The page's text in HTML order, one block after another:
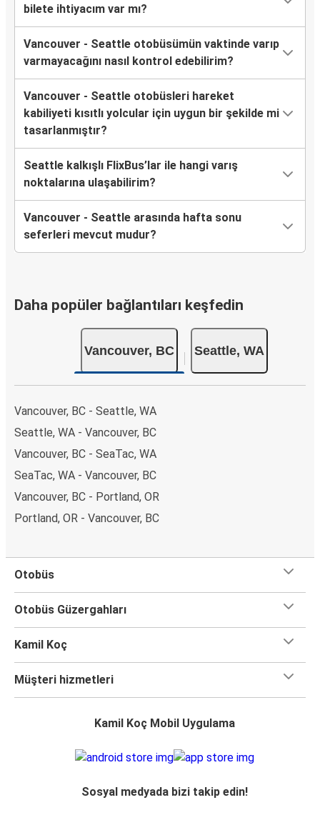
bilete ihtiyacım var mı?
Vancouver - Seattle otobüsümün vaktinde varıp
varmayacağını nasıl kontrol edebilirim?
Vancouver - Seattle otobüsleri hareket
kabiliyeti kısıtlı yolcular için uygun bir şekilde mi
tasarlanmıştır?
Seattle kalkışlı FlixBus’lar ile hangi varış
noktalarına ulaşabilirim?
Vancouver - Seattle arasında hafta sonu
seferleri mevcut mudur?
Daha popüler bağlantıları keşfedin
Vancouver, BC Seattle, WA
Vancouver, BC - Seattle, WA
Seattle, WA - Vancouver, BC
Vancouver, BC - SeaTac, WA
SeaTac, WA - Vancouver, BC
Vancouver, BC - Portland, OR
Portland, OR - Vancouver, BC
Otobüs
Otobüs Güzergahları
Kamil Koç
Müşteri hizmetleri
Kamil Koç Mobil Uygulama
Sosyal medyada bizi takip edin!